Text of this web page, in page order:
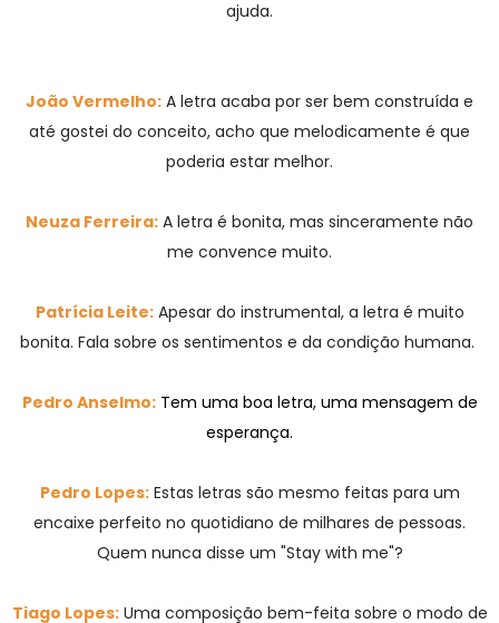
ajuda.
João Vermelho: A letra acaba por ser bem construída e
até gostei do conceito, acho que melodicamente é que
poderia estar melhor.
Neuza Ferreira: A letra é bonita, mas sinceramente não
me convence muito.
Patrícia Leite:Apesar do instrumental, a letra é muito
bonita. Fala sobre os sentimentos e da condição humana.
Pedro Anselmo:Tem uma boa letra, uma mensagem de
esperança.
Pedro Lopes:Estas letras são mesmo feitas para um
encaixe perfeito no quotidiano de milhares de pessoas.
Quem nunca disse um "Stay with me"?
Tiago Lopes:Uma composição bem-feita sobre o modo de